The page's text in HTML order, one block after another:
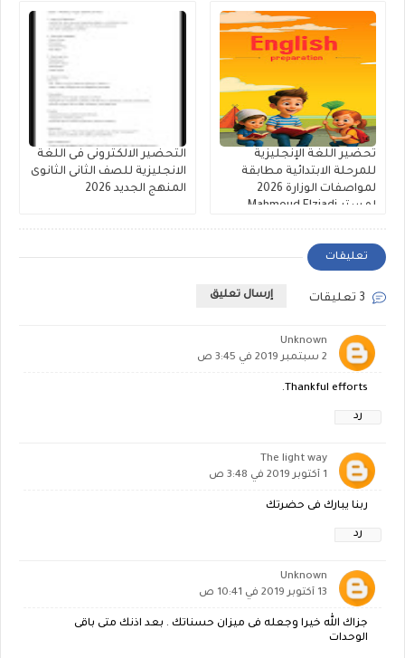
تحضير اللغة الإنجليزية
للمرحلة الابتدائية مطابقة
لمواصفات الوزارة 2026
لمستر Mahmoud Elziadi
التحضير الالكترونى فى اللغة
الانجليزية للصف الثانى الثانوى
المنهج الجديد 2026
تعليقات
إرسال تعليق
Unknown
2 سبتمبر 2019 في 3:45 ص
Thankful efforts.
رد
The light way
1 أكتوبر 2019 في 3:48 ص
ربنا يبارك فى حضرتك
رد
Unknown
13 أكتوبر 2019 في 10:41 ص
جزاك الله خيرا وجعله فى ميزان حسناتك . بعد اذنك متى باقى
الوحدات